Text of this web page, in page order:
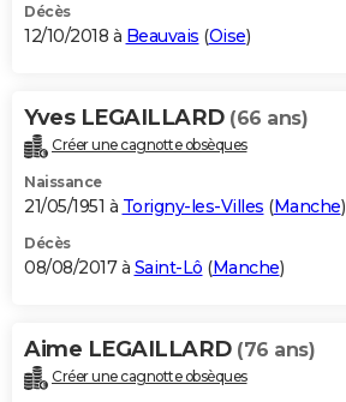
Décès
12/10/2018 à Beauvais (Oise)
Yves LEGAILLARD (66 ans)
Créer une cagnotte obsèques
Naissance
21/05/1951 à Torigny-les-Villes (Manche)
Décès
08/08/2017 à Saint-Lô (Manche)
Aime LEGAILLARD (76 ans)
Créer une cagnotte obsèques